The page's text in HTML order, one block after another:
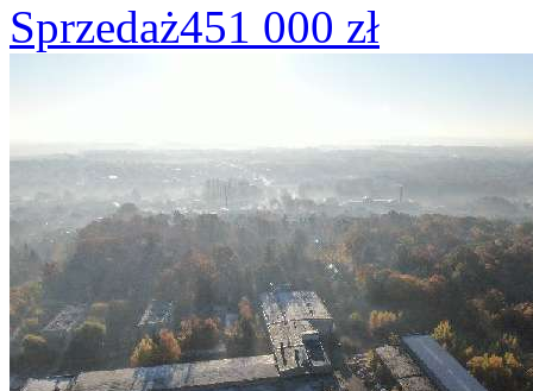
Sprzedaż451 000 zł